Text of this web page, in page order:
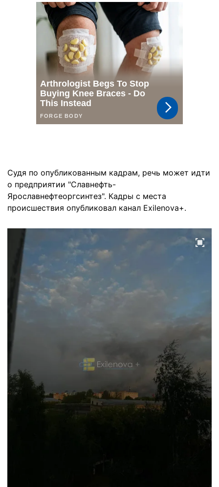
Судя по опубликованным кадрам, речь может идти
о предприятии "Славнефть-
Ярославнефтеоргсинтез". Кадры с места
происшествия опубликовал канал Exilenova+.